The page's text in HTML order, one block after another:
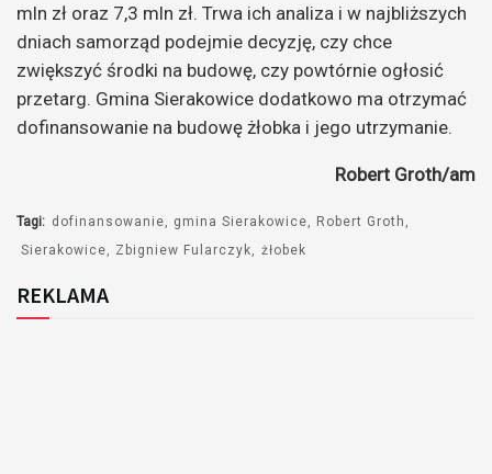
mln zł oraz 7,3 mln zł. Trwa ich analiza i w najbliższych
dniach samorząd podejmie decyzję, czy chce
zwiększyć środki na budowę, czy powtórnie ogłosić
przetarg. Gmina Sierakowice dodatkowo ma otrzymać
dofinansowanie na budowę żłobka i jego utrzymanie.
Robert Groth/am
Tagi: dofinansowanie gmina Sierakowice
Robert Groth
Sierakowice
Zbigniew Fularczyk żłobek
REKLAMA